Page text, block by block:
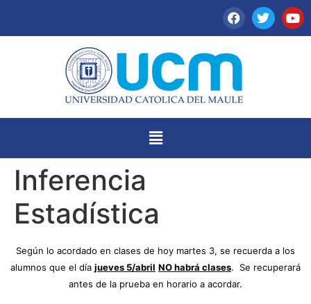
Inferencia
Estadística
Según lo acordado en clases de hoy martes 3, se recuerda a los
alumnos que el día jueves 5/abril NO habrá clases.
Se recuperará
antes de la prueba en horario a acordar.